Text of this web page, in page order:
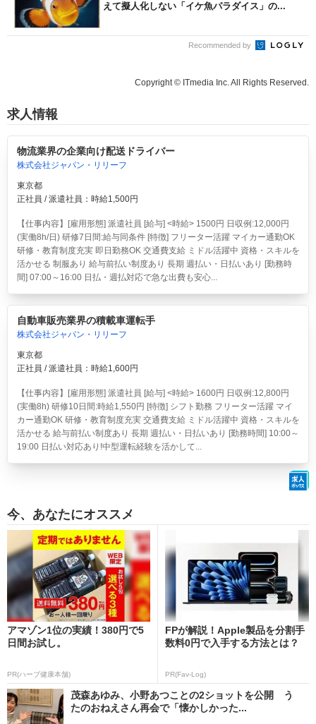
えて擬人化しない「イケ魚パラダイス」の...
Recommended by
Copyright © ITmedia Inc. All Rights Reserved.
求人情報
物流業界の企業向け配送ドライバー
株式会社ジャパン・リリーフ
東京都
正社員 / 派遣社員：時給1,500円
【仕事内容】[雇用形態] 派遣社員 [給与] <時給> 1500円 日収例:12,000円
(実働8h/日) 研修7日間:給与同条件 [特徴] フリーター活躍 マイカー通勤OK
研修・教育制度充実 即日勤務OK 交通費支給 ミドル活躍中 資格・スキルを
活かせる 制服あり 給与前払い制度あり 長期 週払い・日払いあり [勤務時
間] 07:00～16:00 日払・週払対応で急な出費も安心...
自動車販売業界の積載車運転手
株式会社ジャパン・リリーフ
東京都
正社員 / 派遣社員：時給1,600円
【仕事内容】[雇用形態] 派遣社員 [給与] <時給> 1600円 日収例:12,800円
(実働8h) 研修10日間:時給1,550円 [特徴] シフト勤務 フリーター活躍 マイ
カー通勤OK 研修・教育制度充実 交通費支給 ミドル活躍中 資格・スキルを
活かせる 給与前払い制度あり 長期 週払い・日払いあり [勤務時間] 10:00～
19:00 日払い対応あり!中型運転経験を活かして...
今、あなたにオススメ
アマゾン1位の実績！380円で5
日間お試し。
PR(ハーブ健康本舗)
FPが解説！Apple製品を分割手
数料0円で入手する方法とは？
PR(Fav-Log)
茂森あゆみ、小野あつことの2ショットを公開 う
たのおねえさん再会で「懐かしかった...